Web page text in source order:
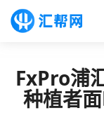
FxPro浦
种植者